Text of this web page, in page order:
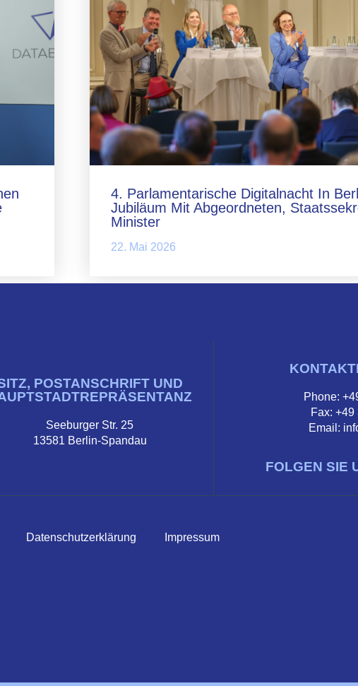
4. Parlamentarische Digitalnacht In
Jubiläum Mit Abgeordneten,
Minister
22. Mai 2026
POSTANSCHRIFT UND
Seeburger Str. 25
13581 Berlin-Spandau
Phone:
Fax: +49
Email:
FOLGEN SIE
Datenschutzerklärung Impressum